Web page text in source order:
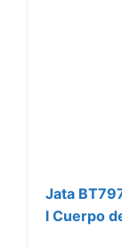
Jata
l Cuerpo